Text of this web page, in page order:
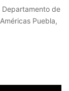
Departamento de
Puebla,